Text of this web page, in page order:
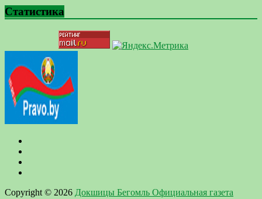
Статистика
Copyright © 2026 Докшицы Бегомль Официальная газета